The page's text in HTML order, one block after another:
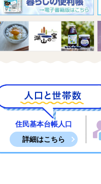
2026年7月10日
2026年7月8日
2026年7月6日
2026年6月30日
住民基本台帳人口
詳細はこちら